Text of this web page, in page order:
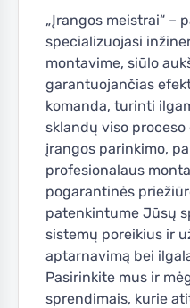
„Įrangos meistrai“ –
specializuojasi
montavime, siūlo
garantuojančias
komanda, turinti
sklandų viso
įrangos parinkimo,
profesionalaus
pogarantinės
patenkintume Jūsų
sistemų poreikius ir
aptarnavimą bei
Pasirinkite mus ir
sprendimais, kurie